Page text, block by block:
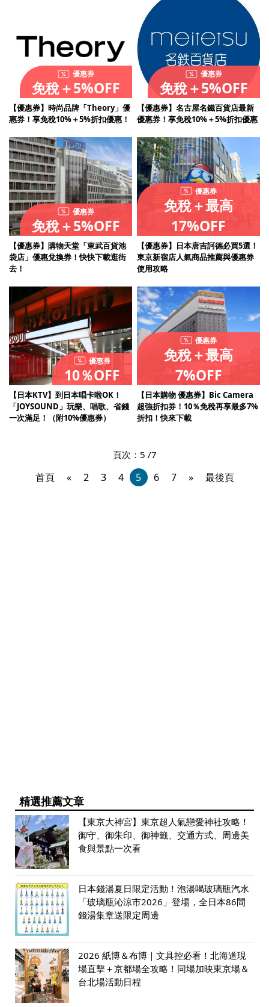
優惠券
免稅＋5%OFF
【優惠券】時尚品牌「Theory」優
惠券！享免稅10%＋5%折扣優惠！
優惠券
免稅＋5%OFF
【優惠券】名古屋名鐵百貨店最新
優惠券！享免稅10%＋5%折扣優惠
優惠券
免稅＋5%OFF
【優惠券】購物天堂「東武百貨池
袋店」優惠兌換券！快快下載逛街
去！
優惠券
免稅＋最高
17%OFF
【優惠券】日本唐吉訶德必買5選！
東京新宿店人氣商品推薦與優惠券
使用攻略
優惠券
10％OFF
【日本KTV】到日本唱卡啦OK！
「JOYSOUND」玩樂、唱歌、省錢
一次滿足！（附10%優惠券）
優惠券
免稅＋最高
7%OFF
【日本購物 優惠券】Bic Camera
超強折扣券！10％免稅再享最多7%
折扣！快來下載
頁次：5 /7
首頁 « 2 3 4 5 6 7 » 最後頁
精選推薦文章
【東京大神宮】東京超人氣戀愛神社攻略！
御守、御朱印、御神籤、交通方式、周邊美
食與景點一次看
日本錢湯夏日限定活動！泡湯喝玻璃瓶汽水
「玻璃瓶沁涼市2026」登場，全日本86間
錢湯集章送限定周邊
2026 紙博＆布博｜文具控必看！北海道現
場直擊＋京都場全攻略！同場加映東京場＆
台北場活動日程